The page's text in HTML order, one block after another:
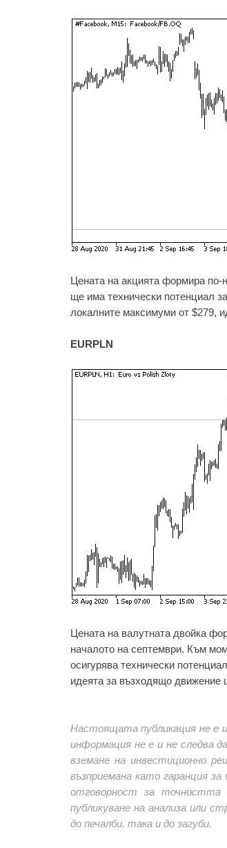
Цената на акцията формира по-
ще има технически потенциал
локалните максимуми от $279,
EURPLN
Цената на валутната двойка
началото на септември. Към
осигурява технически
идеята за възходящо движение
Настоящата публикация не е
информация не е и не следва
вземане на инвестиционно
възприемана като гаранция
отговорност за
публикуване на анализа или
до печалби, така и до загуби.